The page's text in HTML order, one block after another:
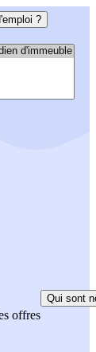
?
offres
Qui sont